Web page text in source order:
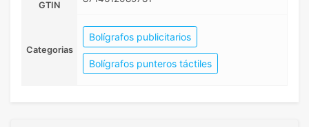
GTIN
Categorias
Bolígrafos publicitarios
Bolígrafos punteros táctiles